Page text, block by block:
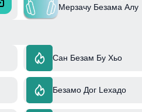
Мерзачу Безама Алу
Сан Безам Бу Хьо
Безамо Дог Lехадо